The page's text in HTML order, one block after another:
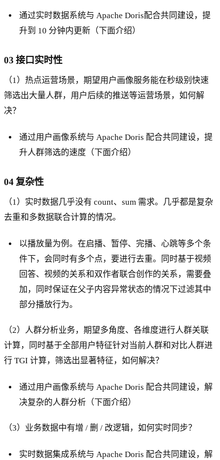
通过实时数据系统与 Apache Doris配合共同建设，提
升到 10 分钟内更新（下面介绍）
03 接口实时性
（1）热点运营场景，期望用户画像服务能在秒级别快速
筛选出大量人群，用户后续的推送等运营场景，如何解
决？
通过用户画像系统与 Apache Doris 配合共同建设，提
升人群筛选的速度（下面介绍）
04 复杂性
（1）实时数据几乎没有 count、sum 需求。几乎都是复杂
去重和多数据联合计算的情况。
以播放量为例。在启播、暂停、完播、心跳等多个条
件下，会同时有多个点，要进行去重。同时基于视频
回答、视频的关系和双作者联合创作的关系，需要叠
加，同时保证在父子内容异常状态的情况下过滤其中
部分播放行为。
（2）人群分析业务，期望多角度、各维度进行人群关联
计算，同时基于全部用户特征针对当前人群和对比人群进
行 TGI 计算，筛选出显著特征，如何解决？
通过用户画像系统与 Apache Doris 配合共同建设，解
决复杂的人群分析（下面介绍）
（3）业务数据中有增 / 删 / 改逻辑，如何实时同步？
实时数据集成系统与 Apache Doris 配合共同建设，解